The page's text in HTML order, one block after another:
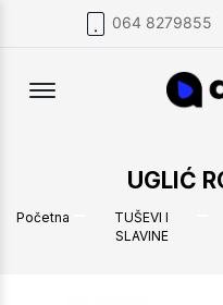
064 8279855
Offcanvas Menu Open
UGLIĆ
Početna
TUŠEVI I
SLAVINE